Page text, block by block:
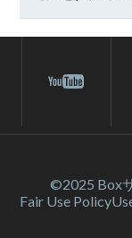
©2025 Box
Fair Use Policy